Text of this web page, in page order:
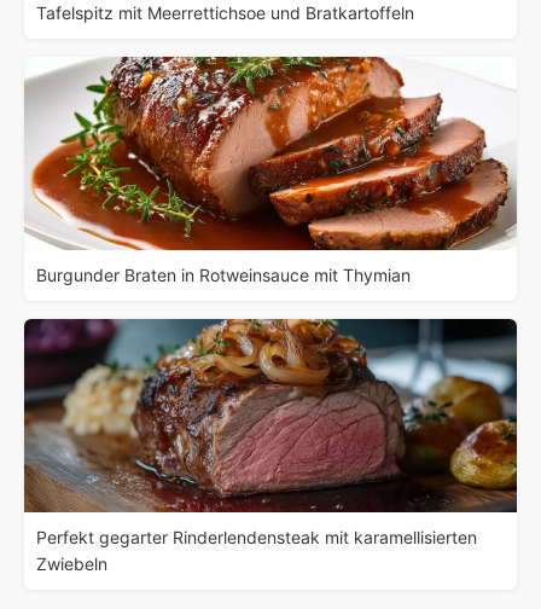
Tafelspitz mit Meerrettichsoe und Bratkartoffeln
Burgunder Braten in Rotweinsauce mit Thymian
Perfekt gegarter Rinderlendensteak mit karamellisierten
Zwiebeln